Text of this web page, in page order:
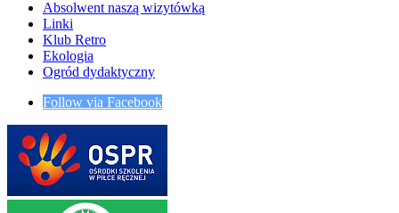
Absolwent naszą wizytówką
Linki
Klub Retro
Ekologia
Ogród dydaktyczny
Follow via Facebook